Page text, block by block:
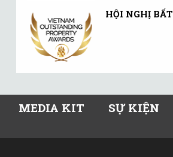
HỘI NGHỊ
MEDIA KIT SỰ KIỆN